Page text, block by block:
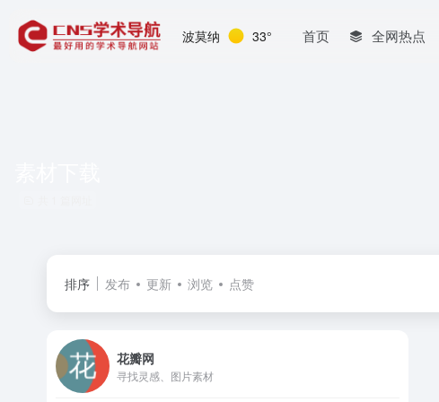
波莫纳 33° 首页 全网热点
排序 发布 更新 浏览 点赞
花瓣网
寻找灵感、图片素材